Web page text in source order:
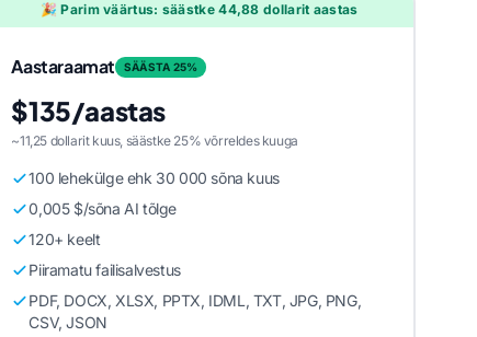
🎉 Parim väärtus: säästke 44,88 dollarit aastas
Aastaraamat SÄÄSTA 25%
$135/aastas
~11,25 dollarit kuus, säästke 25% võrreldes kuuga
100 lehekülge ehk 30 000 sõna kuus
0,005 $/sõna AI tõlge
120+ keelt
Piiramatu failisalvestus
PDF, DOCX, XLSX, PPTX, IDML, TXT, JPG, PNG,
CSV, JSON